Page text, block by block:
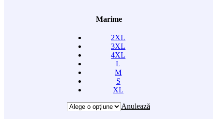
Marime
2XL
3XL
4XL
L
M
S
XL
Anulează